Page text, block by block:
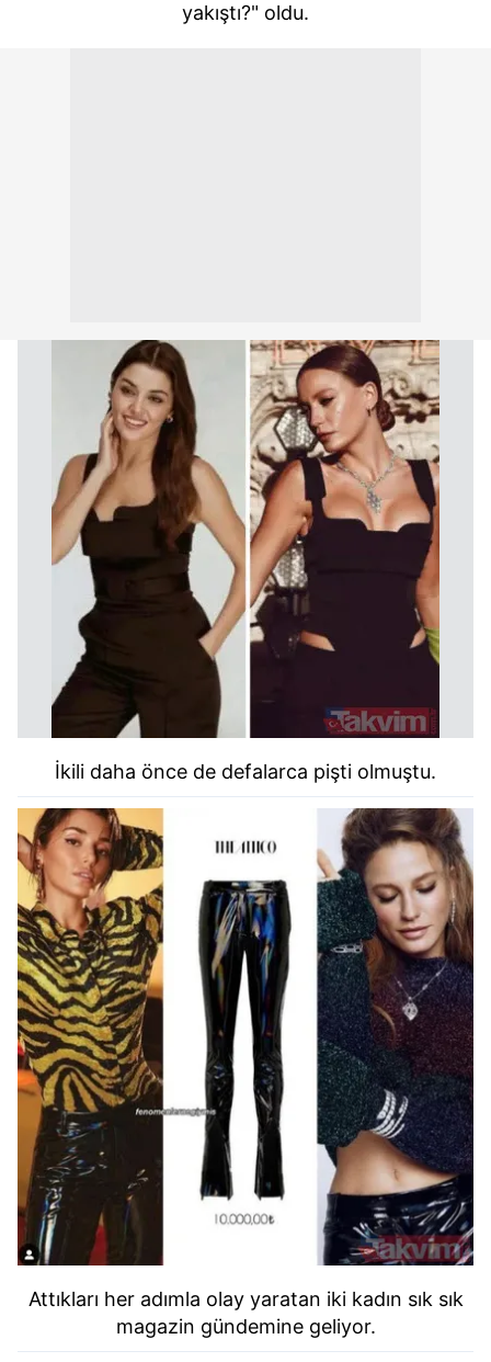
yakıştı?" oldu.
İkili daha önce de defalarca pişti olmuştu.
Attıkları her adımla olay yaratan iki kadın sık sık
magazin gündemine geliyor.